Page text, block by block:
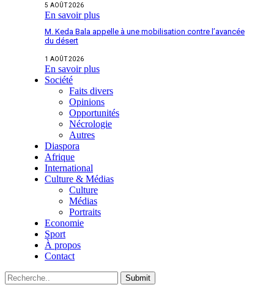
5 AOÛT 2026
En savoir plus
M. Keda Bala appelle à une mobilisation contre l’avancée
du désert
1 AOÛT 2026
En savoir plus
Société
Faits divers
Opinions
Opportunités
Nécrologie
Autres
Diaspora
Afrique
International
Culture & Médias
Culture
Médias
Portraits
Economie
Sport
À propos
Contact
Submit